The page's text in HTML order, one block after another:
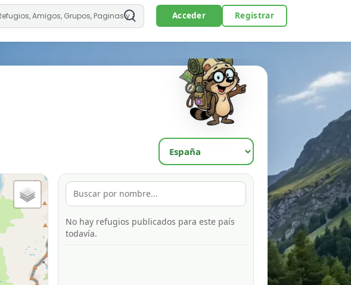
Acceder Registrar
No hay refugios publicados para este país
todavía.